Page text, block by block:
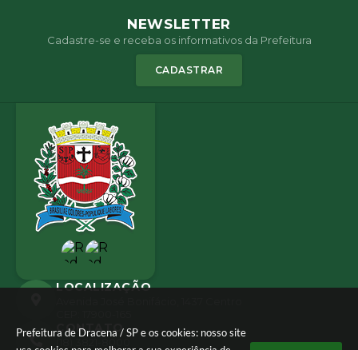
Prefeitura de Dracena / SP e os cookies: nosso site
NEWSLETTER
Cadastre-se e receba os informativos da Prefeitura
CADASTRAR
LOCALIZAÇÃO
CONTATO